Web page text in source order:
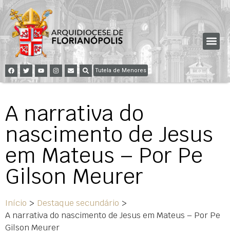
Tutela de Menores
A narrativa do
nascimento de Jesus
em Mateus – Por Pe
Gilson Meurer
Início > Destaque secundário >
A narrativa do nascimento de Jesus em Mateus – Por Pe
Gilson Meurer